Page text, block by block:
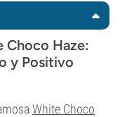
Choco Haze:
y Positivo
White Choco